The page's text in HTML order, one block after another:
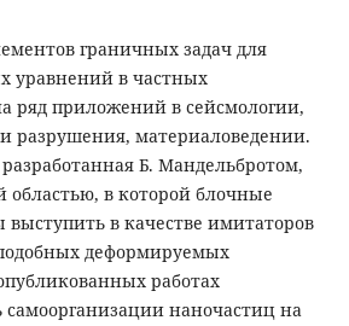
граничных задач для
уравнений в частных
ряд приложений в сейсмологии,
разрушения, материаловедении.
Б. Мандельбротом,
областью, в которой блочные
в качестве имитаторов
деформируемых
работах
самоорганизации наночастиц на